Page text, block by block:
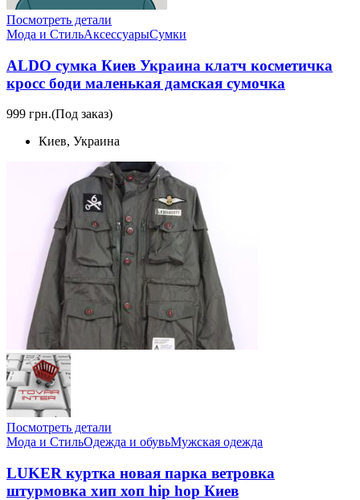
Посмотреть детали
Мода и СтильАксессуарыСумки
ALDO сумка Киев Украина клатч коcметичка
кросс боди маленькая дамская сумочка
999 грн.(Под заказ)
Киев, Украина
Посмотреть детали
Мода и СтильОдежда и обувьМужская одежда
LUKER куртка новая парка ветровка
штурмовка хип хоп hip hop Киев